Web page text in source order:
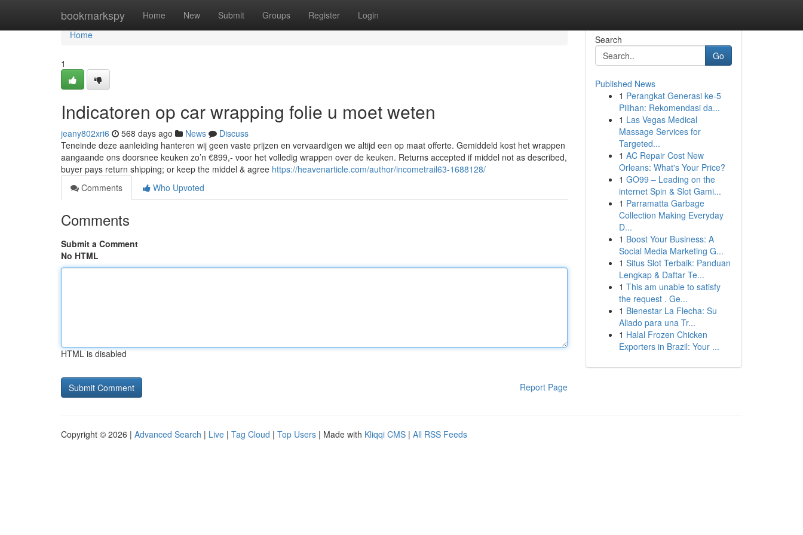
bookmarkspy Home New Submit Groups Register Login
Home
Home
1
Indicatoren op car wrapping folie u moet weten
jeany802xri6 568 days ago News
Discuss
Teneinde deze aanleiding hanteren wij geen vaste prijzen en vervaardigen we altijd een op maat offerte. Gemiddeld kost het wrappen
aangaande ons doorsnee keuken zo’n €899,- voor het volledig wrappen over de keuken. Returns accepted if middel not as described,
buyer pays return shipping; or keep the middel & agree https://heavenarticle.com/author/incometrail63-1688128/
Comments
Who Upvoted
Comments
Submit a Comment
No HTML
HTML is disabled
Report Page
Search
Go
Published News
1 Perangkat Generasi ke-5
Pilihan: Rekomendasi da...
1 Las Vegas Medical
Massage Services for
Targeted...
1 AC Repair Cost New
Orleans: What's Your Price?
1 GO99 – Leading on the
internet Spin & Slot Gami...
1 Parramatta Garbage
Collection Making Everyday
D...
1 Boost Your Business: A
Social Media Marketing G...
1 Situs Slot Terbaik: Panduan
Lengkap & Daftar Te...
1 This am unable to satisfy
the request . Ge...
1 Bienestar La Flecha: Su
Aliado para una Tr...
1 Halal Frozen Chicken
Exporters in Brazil: Your ...
Copyright © 2026 | Advanced Search | Live | Tag Cloud | Top Users | Made with Kliqqi CMS | All RSS Feeds